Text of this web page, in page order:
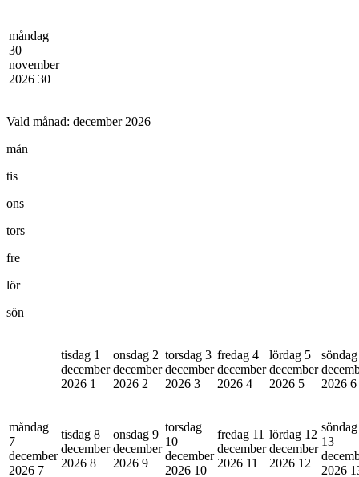
måndag
30
november
2026 30
Vald månad: december 2026
mån
tis
ons
tors
fre
lör
sön
tisdag 1
december
2026 1
onsdag 2
december
2026 2
torsdag 3
december
2026 3
fredag 4
december
2026 4
lördag 5
december
2026 5
2026 6
måndag
7
december
2026 7
tisdag 8
december
2026 8
onsdag 9
december
2026 9
torsdag
10
december
2026 10
fredag 11
december
2026 11
lördag 12
december
2026 12
söndag
13
2026